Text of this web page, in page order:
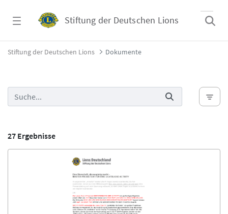
Stiftung der Deutschen Lions
Dokumente - Stiftung der Deutschen Lions
Stiftung der Deutschen Lions Dokumente
27 Ergebnisse